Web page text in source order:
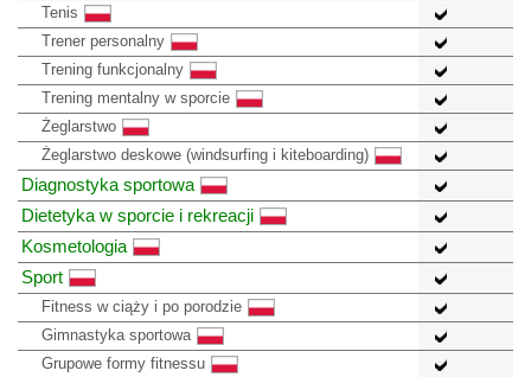
Tenis
Trener personalny
Trening funkcjonalny
Trening mentalny w sporcie
Żeglarstwo
Żeglarstwo deskowe (windsurfing i kiteboarding)
Diagnostyka sportowa
Dietetyka w sporcie i rekreacji
Kosmetologia
Sport
Fitness w ciąży i po porodzie
Gimnastyka sportowa
Grupowe formy fitnessu